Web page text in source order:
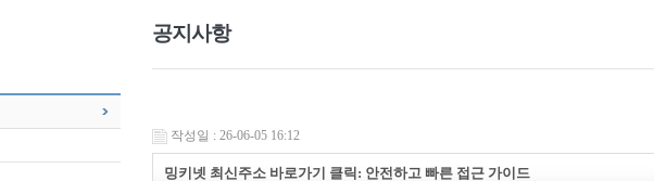
공지사항
작성일 : 26-06-05 16:12
밍키넷 최신주소 바로가기 클릭: 안전하고 빠른 접근 가이드